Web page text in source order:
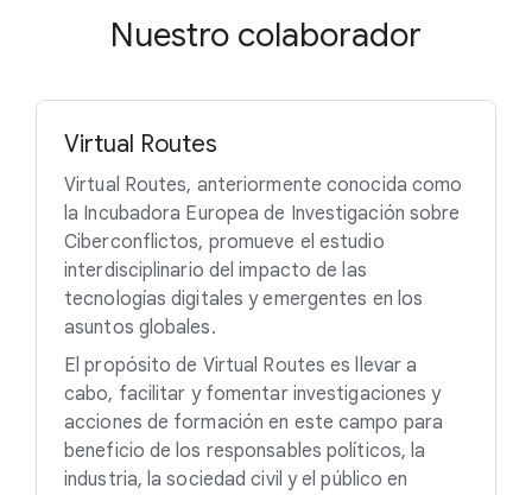
Nuestro colaborador
Virtual Routes
Virtual Routes, anteriormente conocida como
la Incubadora Europea de Investigación sobre
Ciberconflictos, promueve el estudio
interdisciplinario del impacto de las
tecnologías digitales y emergentes en los
asuntos globales.
El propósito de Virtual Routes es llevar a
cabo, facilitar y fomentar investigaciones y
acciones de formación en este campo para
beneficio de los responsables políticos, la
industria, la sociedad civil y el público en